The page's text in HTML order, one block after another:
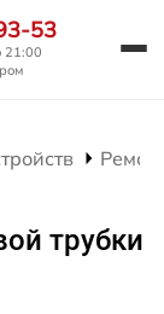
53
21:00
трубки